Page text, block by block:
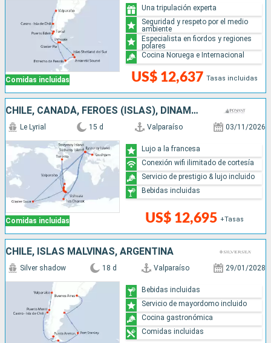
Comidas incluidas US$ 12,637 Tasas incluidas
Una tripulación experta
Seguridad y respeto por el medio
ambiente
Especialista en fiordos y regiones
polares
Cocina Noruega e Internacional
CHILE, CANADÁ, FÉROES (ISLAS), DINAMARCA, ANTÁRTICO, ARGENTINA
Comidas incluidas
Le Lyrial 15 d Valparaíso 03/11/2026
US$ 12,695 +Tasas
Lujo a la francesa
Conexión wifi ilimitado de cortesía
Servicio de prestigio & lujo incluido
Bebidas incluidas
CHILE, ISLAS MALVINAS, ARGENTINA
Silver shadow 18 d Valparaíso 29/01/2028
Bebidas incluidas
Servicio de mayordomo incluido
Cocina gastronómica
Comidas incluidas